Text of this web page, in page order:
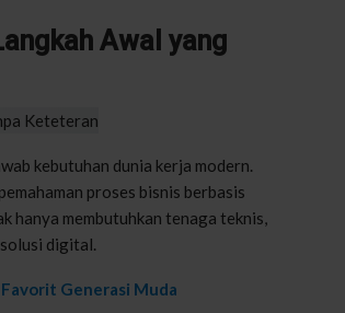
Awal yang
kebutuhan dunia kerja modern.
proses bisnis berbasis
hanya membutuhkan tenaga teknis,
digital.
Generasi Muda